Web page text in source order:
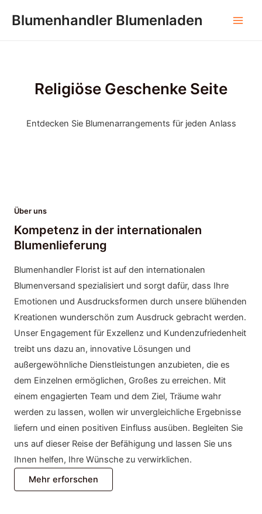
InhaltBlumenhandler Blumenladen
Religiöse Geschenke Seite
Entdecken Sie Blumenarrangements für jeden Anlass
Über uns
Kompetenz in der internationalen
Blumenlieferung
Blumenhandler Florist ist auf den internationalen
Blumenversand spezialisiert und sorgt dafür, dass Ihre
Emotionen und Ausdrucksformen durch unsere blühenden
Kreationen wunderschön zum Ausdruck gebracht werden.
Unser Engagement für Exzellenz und Kundenzufriedenheit
treibt uns dazu an, innovative Lösungen und
außergewöhnliche Dienstleistungen anzubieten, die es
dem Einzelnen ermöglichen, Großes zu erreichen. Mit
einem engagierten Team und dem Ziel, Träume wahr
werden zu lassen, wollen wir unvergleichliche Ergebnisse
liefern und einen positiven Einfluss ausüben. Begleiten Sie
uns auf dieser Reise der Befähigung und lassen Sie uns
Ihnen helfen, Ihre Wünsche zu verwirklichen.
Mehr erforschen